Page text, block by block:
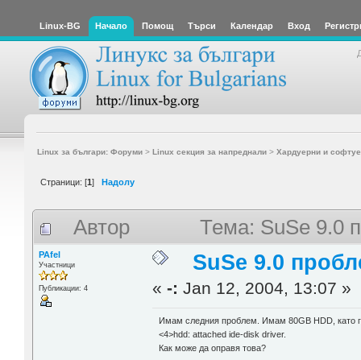
Linux-BG Начало Помощ Търси Календар Вход
Linux за българи: Форуми> Linux секция за напреднали> Хардуерни и
Страници: [1] Надолу
Автор Тема: SuSe 9.0
PAfel
Участници
Публикации: 4
SuSe 9.0
«-: Jan 12, 2004, 13:07 »
Имам следния проблем. Имам 80GB HDD, като
<4>hdd: attached ide-disk driver.
Как може да оправя това?